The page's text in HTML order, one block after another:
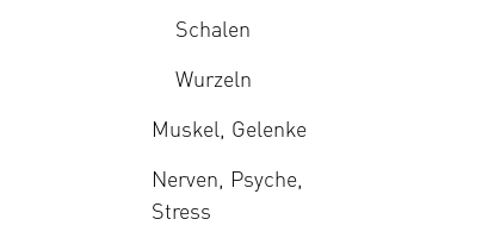
Schalen
Wurzeln
Muskel, Gelenke
Nerven, Psyche,
Stress